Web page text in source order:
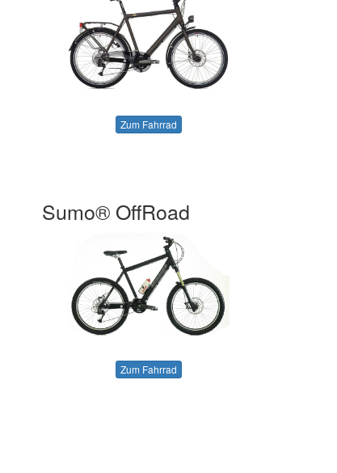
Zum Fahrrad
Sumo® OffRoad
Zum Fahrrad